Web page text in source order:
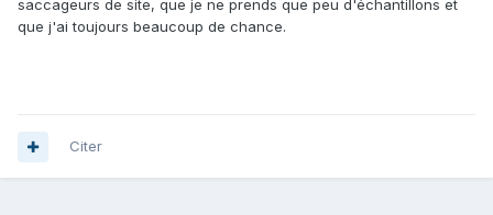
saccageurs de site, que je ne prends que peu d'échantillons et
que j'ai toujours beaucoup de chance.
Citer